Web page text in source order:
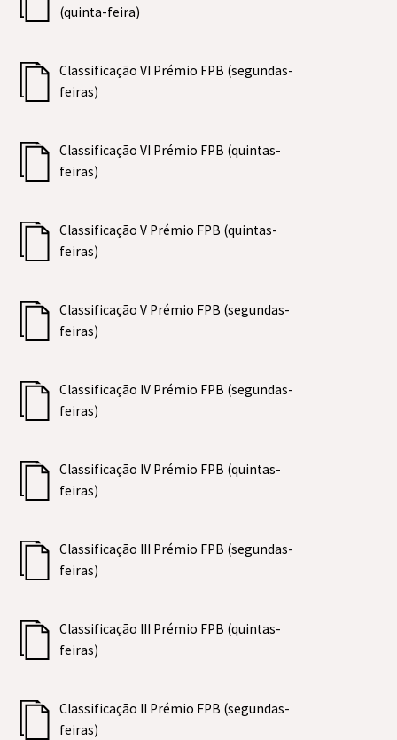
(quinta-feira)
Classificação VI Prémio FPB (segundas-
feiras)
Classificação VI Prémio FPB (quintas-
feiras)
Classificação V Prémio FPB (quintas-
feiras)
Classificação V Prémio FPB (segundas-
feiras)
Classificação IV Prémio FPB (segundas-
feiras)
Classificação IV Prémio FPB (quintas-
feiras)
Classificação III Prémio FPB (segundas-
feiras)
Classificação III Prémio FPB (quintas-
feiras)
Classificação II Prémio FPB (segundas-
feiras)